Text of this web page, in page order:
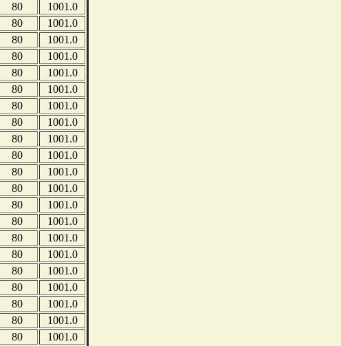
80
1001.0
80
1001.0
80
1001.0
80
1001.0
80
1001.0
80
1001.0
80
1001.0
80
1001.0
80
1001.0
80
1001.0
80
1001.0
80
1001.0
80
1001.0
80
1001.0
80
1001.0
80
1001.0
80
1001.0
80
1001.0
80
1001.0
80
1001.0
80
1001.0